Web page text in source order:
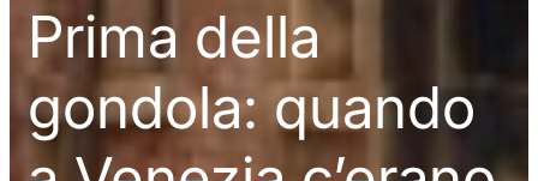
Prima della
gondola: quando